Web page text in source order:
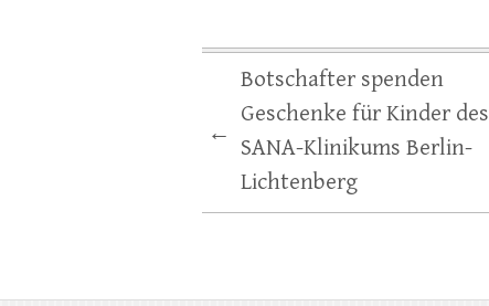
←
Botschafter spenden
Geschenke für Kinder des
SANA-Klinikums Berlin-
Lichtenberg